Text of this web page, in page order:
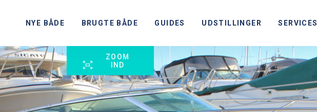
NYE BÅDE BRUGTE BÅDE GUIDES UDSTILLINGER SERVICES
ZOOM
IND